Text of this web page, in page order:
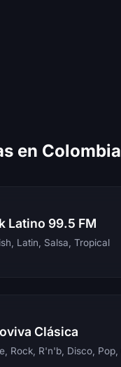
en Colombia
Latino 99.5 FM
Latin, Salsa, Tropical
Clásica